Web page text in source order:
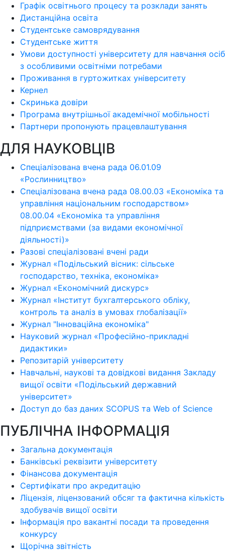
Графік освітнього процесу та розклади занять
Дистанційна освіта
Студентське самоврядування
Студентське життя
Умови доступності університету для навчання осіб
з особливими освітніми потребами
Проживання в гуртожитках університету
Кернел
Скринька довіри
Програма внутрішньої академічної мобільності
Партнери пропонують працевлаштування
ДЛЯ НАУКОВЦІВ
Спеціалізована вчена рада 06.01.09
«Рослинництво»
Спеціалізована вчена рада 08.00.03 «Економіка та
управління національним господарством»
08.00.04 «Економіка та управління
підприємствами (за видами економічної
діяльності)»
Разові спеціалізовані вчені ради
Журнал «Подільський вісник: сільське
господарство, техніка, економіка»
Журнал «Економічний дискурс»
Журнал «Інститут бухгалтерського обліку,
контроль та аналіз в умовах глобалізації»
Журнал "Інноваційна економіка"
Науковий журнал «Професійно-прикладні
дидактики»
Репозитарій університету
Навчальні, наукові та довідкові видання Закладу
вищої освіти «Подільський державний
університет»
Доступ до баз даних SCOPUS та Web of Science
ПУБЛІЧНА ІНФОРМАЦІЯ
Загальна документація
Банківські реквізити університету
Фінансова документація
Сертифікати про акредитацію
Ліцензія, ліцензований обсяг та фактична кількість
здобувачів вищої освіти
Інформація про вакантні посади та проведення
конкурсу
Щорічна звітність